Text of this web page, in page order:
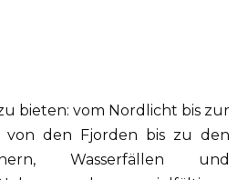
bieten: vom Nordlicht bis zur
von den Fjorden bis zu den
Wasserfällen und